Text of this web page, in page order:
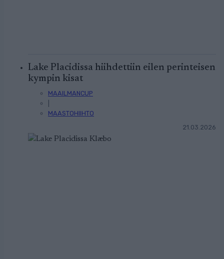
Lake Placidissa hiihdettiin eilen perinteisen
kympin kisat
MAAILMANCUP
MAASTOHIIHTO
21.03.2026